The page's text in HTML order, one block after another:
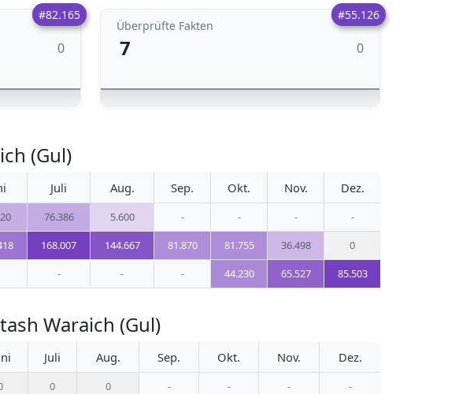
#82.165
0
#55.126
Überprüfte Fakten
7 0
(Gul)
Juli Aug. Sep. Okt. Nov. Dez.
76.386 5.600 - - -
-
168.007 144.667 81.870 81.755 36.498
0
- - - 44.230 65.527 85.503
Waraich (Gul)
Juli Aug. Sep. Okt. Nov. Dez.
0 0 - - -
-